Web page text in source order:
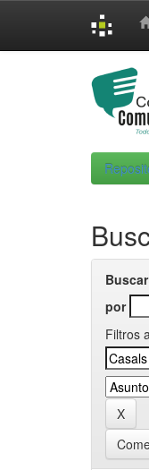
por
Filtros